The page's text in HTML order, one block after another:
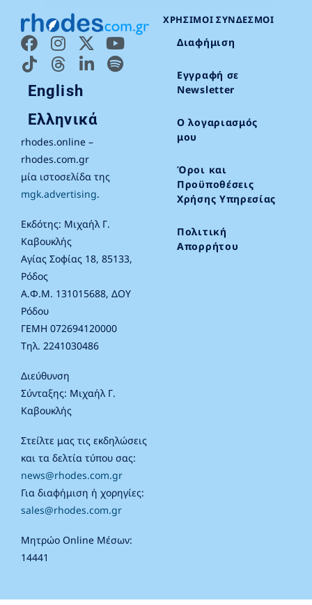
English
Ελληνικά
rhodes.online –
rhodes.com.gr
μία ιστοσελίδα της
mgk.advertising.
Εκδότης: Μιχαήλ Γ.
Καβουκλής
Αγίας Σοφίας 18, 85133,
Ρόδος
Α.Φ.Μ. 131015688, ΔΟΥ
Ρόδου
ΓΕΜΗ 072694120000
Τηλ. 2241030486
Διεύθυνση
Σύνταξης: Μιχαήλ Γ.
Καβουκλής
Στείλτε μας τις εκδηλώσεις
και τα δελτία τύπου σας:
news@rhodes.com.gr
Για διαφήμιση ή χορηγίες:
sales@rhodes.com.gr
Μητρώο Online Μέσων:
14441
ΧΡΉΣΙΜΟΙ ΣΎΝΔΕΣΜΟΙ
Διαφήμιση
Εγγραφή σε
Newsletter
Ο λογαριασμός
μου
Όροι και
Προϋποθέσεις
Χρήσης Υπηρεσίας
Πολιτική
Απορρήτου